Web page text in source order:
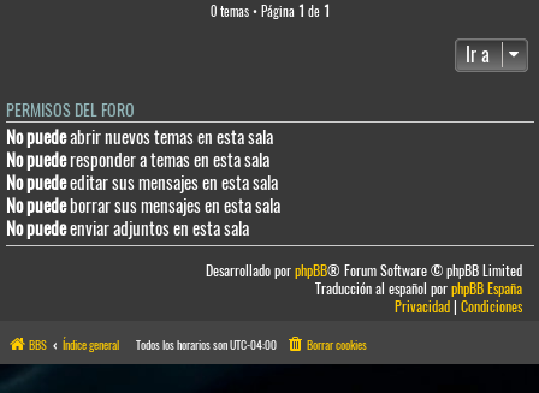
0 temas • Página 1 de 1
Ir a
PERMISOS DEL FORO
No puedeabrir nuevos temas en esta sala
No puederesponder a temas en esta sala
No puedeeditar sus mensajes en esta sala
No puedeborrar sus mensajes en esta sala
No puedeenviar adjuntos en esta sala
Desarrollado porphpBB® Forum Software © phpBB Limited
Traducción al español porphpBB España
Privacidad|Condiciones
BBS Índice general Todos los horarios sonUTC-04:00 Borrar cookies